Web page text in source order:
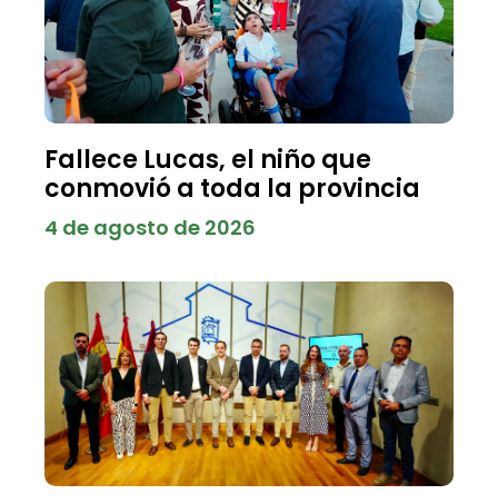
Fallece Lucas, el niño que
conmovió a toda la provincia
4 de agosto de 2026